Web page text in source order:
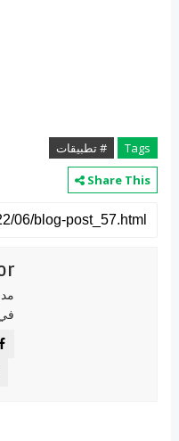
Tags
# تطبيقات
Share This